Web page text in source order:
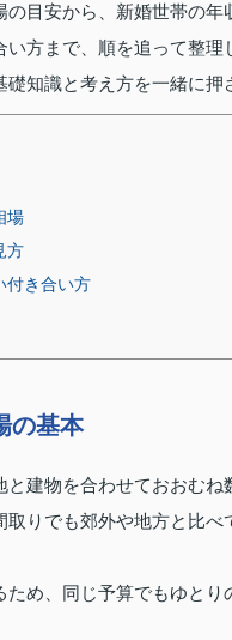
目安から、新婚世帯の
方まで、順を追って整理
知識と考え方を一緒に押
場
方
付き合い方
の基本
建物を合わせておおむね
りでも郊外や地方と比
め、同じ予算でもゆと